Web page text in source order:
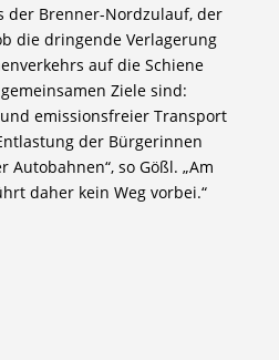
der Brenner-Nordzulauf, der
die dringende Verlagerung
auf die Schiene
Ziele sind:
emissionsfreier Transport
der Bürgerinnen
so Gößl. „Am
daher kein Weg vorbei.“